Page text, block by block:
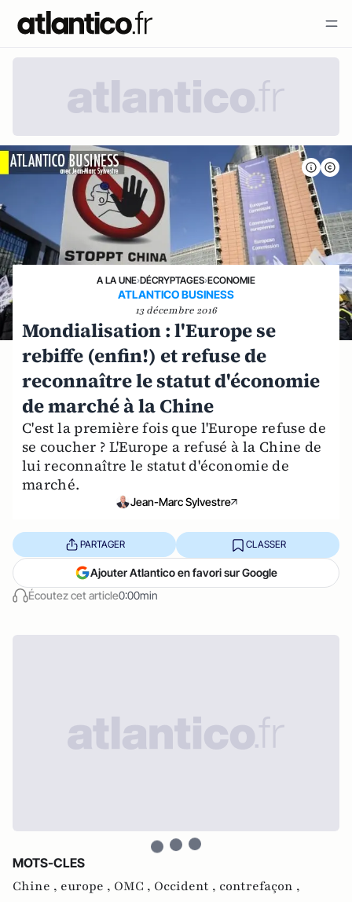
A LA UNE›DÉCRYPTAGES›ECONOMIE
ATLANTICO BUSINESS
13 décembre 2016
Mondialisation : l'Europe se
rebiffe (enfin!) et refuse de
reconnaître le statut d'économie
de marché à la Chine
C'est la première fois que l'Europe refuse de
se coucher ? L'Europe a refusé à la Chine de
lui reconnaître le statut d'économie de
marché.
Jean-Marc Sylvestre
Écoutez cet article0:00min
PARTAGER CLASSER
Ajouter Atlantico en favori sur Google
MOTS-CLES
Chine , europe , OMC , Occident , contrefaçon ,